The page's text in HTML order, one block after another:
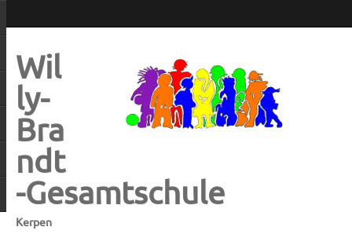
Wil
ly-
Bra
ndt
-Gesamtschule
Kerpen